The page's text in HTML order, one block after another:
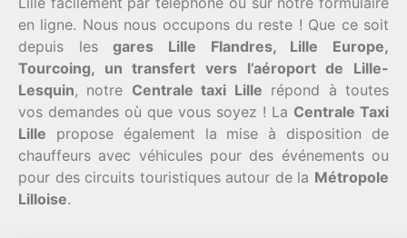
en ligne. Nous nous occupons du reste ! Que ce soit
depuis lesgares Lille Flandres, Lille Europe,
Tourcoing, un transfert vers l’aéroport de Lille-
Lesquin, notre Centrale taxi Lille répond à toutes
vos demandes où que vous soyez ! La Centrale Taxi
Lille propose également la mise à disposition de
chauffeurs avec véhicules pour des événements ou
pour des circuits touristiques autour de la Métropole
Lilloise.